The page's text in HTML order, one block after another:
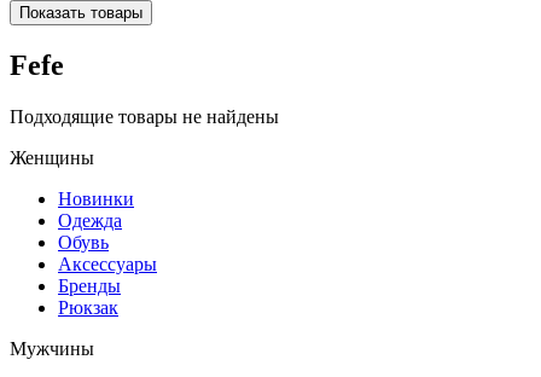
Показать товары
Fefe
Подходящие товары не найдены
Женщины
Новинки
Одежда
Обувь
Аксессуары
Бренды
Рюкзак
Мужчины